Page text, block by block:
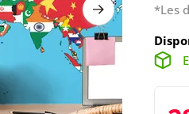
*Les